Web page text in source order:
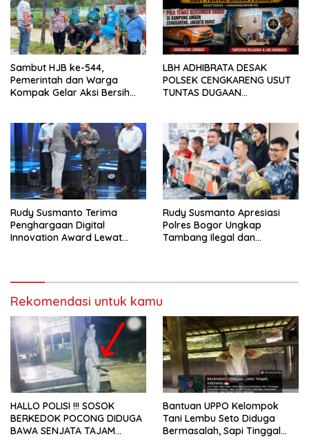
Sambut HJB ke-544,
Pemerintah dan Warga
Kompak Gelar Aksi Bersih
LBH ADHIBRATA DESAK
POLSEK CENGKARENG USUT
TUNTAS DUGAAN
Rudy Susmanto Terima
Penghargaan Digital
Innovation Award Lewat
Rudy Susmanto Apresiasi
Polres Bogor Ungkap
Tambang Ilegal dan
Rekomendasi untuk kamu
HALLO POLISI !!! SOSOK
BERKEDOK POCONG DIDUGA
BAWA SENJATA TAJAM
Bantuan UPPO Kelompok
Tani Lembu Seto Diduga
Bermasalah, Sapi Tinggal